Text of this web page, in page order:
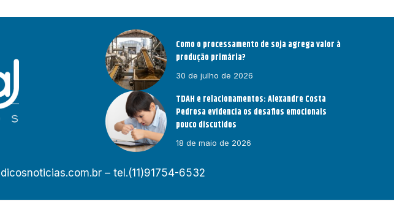
Como o processamento de soja agrega valor à
produção primária?
30 de julho de 2026
TDAH e relacionamentos: Alexandre Costa
Pedrosa evidencia os desafios emocionais
pouco discutidos
18 de maio de 2026
– tel.(11)91754-6532